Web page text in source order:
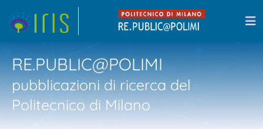
RE.PUBLIC@POLIMI
pubblicazioni di ricerca del
Politecnico di Milano